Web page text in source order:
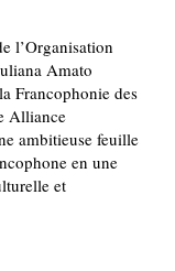
l’Organisation
Amato
Francophonie des
Alliance
ambitieuse feuille
en une
et